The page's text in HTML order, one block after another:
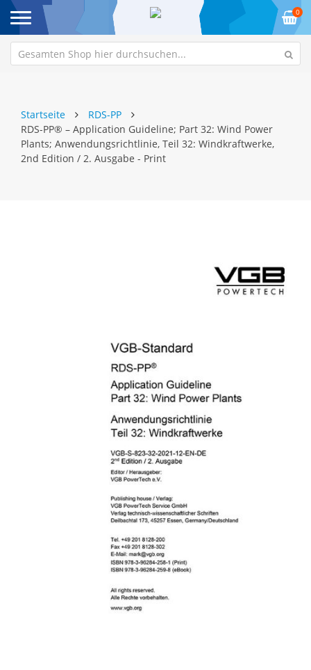
0
Startseite
RDS-PP
RDS-PP® – Application Guideline; Part 32: Wind Power
Plants; Anwendungsrichtlinie, Teil 32: Windkraftwerke,
2nd Edition / 2. Ausgabe - Print